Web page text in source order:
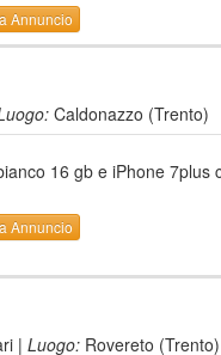
Annuncio
Caldonazzo (Trento)
16 gb e iPhone 7plus
Annuncio
| Luogo: Rovereto (Trento)